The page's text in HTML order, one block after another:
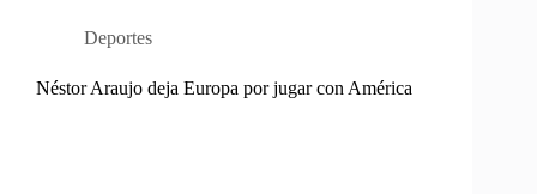
Deportes
Néstor Araujo deja Europa por jugar con América